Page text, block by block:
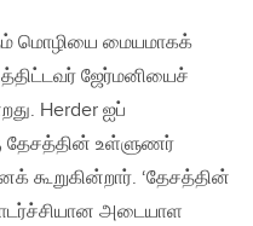
மொழியை மையமாகக்
ஜேர்மனியைச்
Herder ஐப்
தேசத்தின் உள்ளுணர்
கூறுகின்றார். ‘தேசத்தின்
அடையாள